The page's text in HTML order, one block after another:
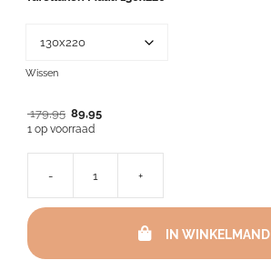
Wissen
179,95 Oorspronkelijke
prijs
89,95Huidige
1 op voorraad
-
Tafellaken
Pure
+
IN WINKELMAND